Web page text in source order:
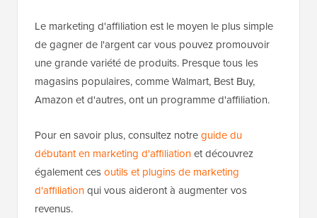
Le marketing d'affiliation est le moyen le plus simple
de gagner de l'argent car vous pouvez promouvoir
une grande variété de produits. Presque tous les
magasins populaires, comme Walmart, Best Buy,
Amazon et d'autres, ont un programme d'affiliation.
Pour en savoir plus, consultez notreguide du
débutant en marketing d'affiliationet découvrez
également cesoutils et plugins de marketing
d'affiliationqui vous aideront à augmenter vos
revenus.